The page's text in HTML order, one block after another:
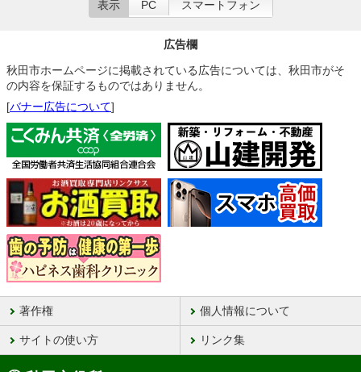
表示 PC スマートフォン
広告欄
秋田市ホームページに掲載されている広告については、秋田市がそ
の内容を保証するものではありません。
[バナー広告について]
著作権 個人情報について
サイトの使い方 リンク集